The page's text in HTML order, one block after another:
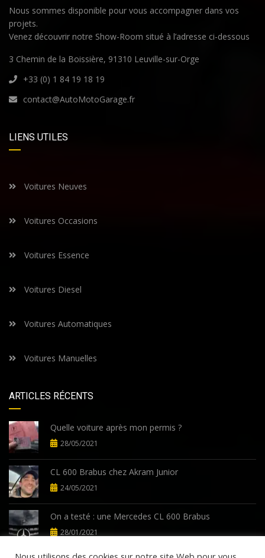
Nous sommes disponible pour vous accompagner dans vos
projets.
Venez découvrir notre Show-Room situé à l’adresse ci-dessous
3 Chemin de la Boissière, 91310 Leuville-sur-Orge
+33 (0) 1 84 19 18 19
contact@AutoMotoGarage.fr
LIENS UTILES
Voitures Neuves
Voitures Occasions
Voitures Essence
Voitures Diesel
Voitures Automatiques
Voitures Manuelles
ARTICLES RÉCENTS
Quelle voiture après mon permis ?
28/05/2021
CL 600 Brabus chez Akram Junior
24/05/2021
On a testé : une Mercedes CL 600 Brabus
28/01/2021